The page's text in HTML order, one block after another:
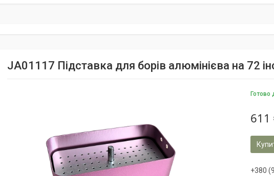
JA01117 Підставка для борів алюмінієва на 72
Готово
611
+380